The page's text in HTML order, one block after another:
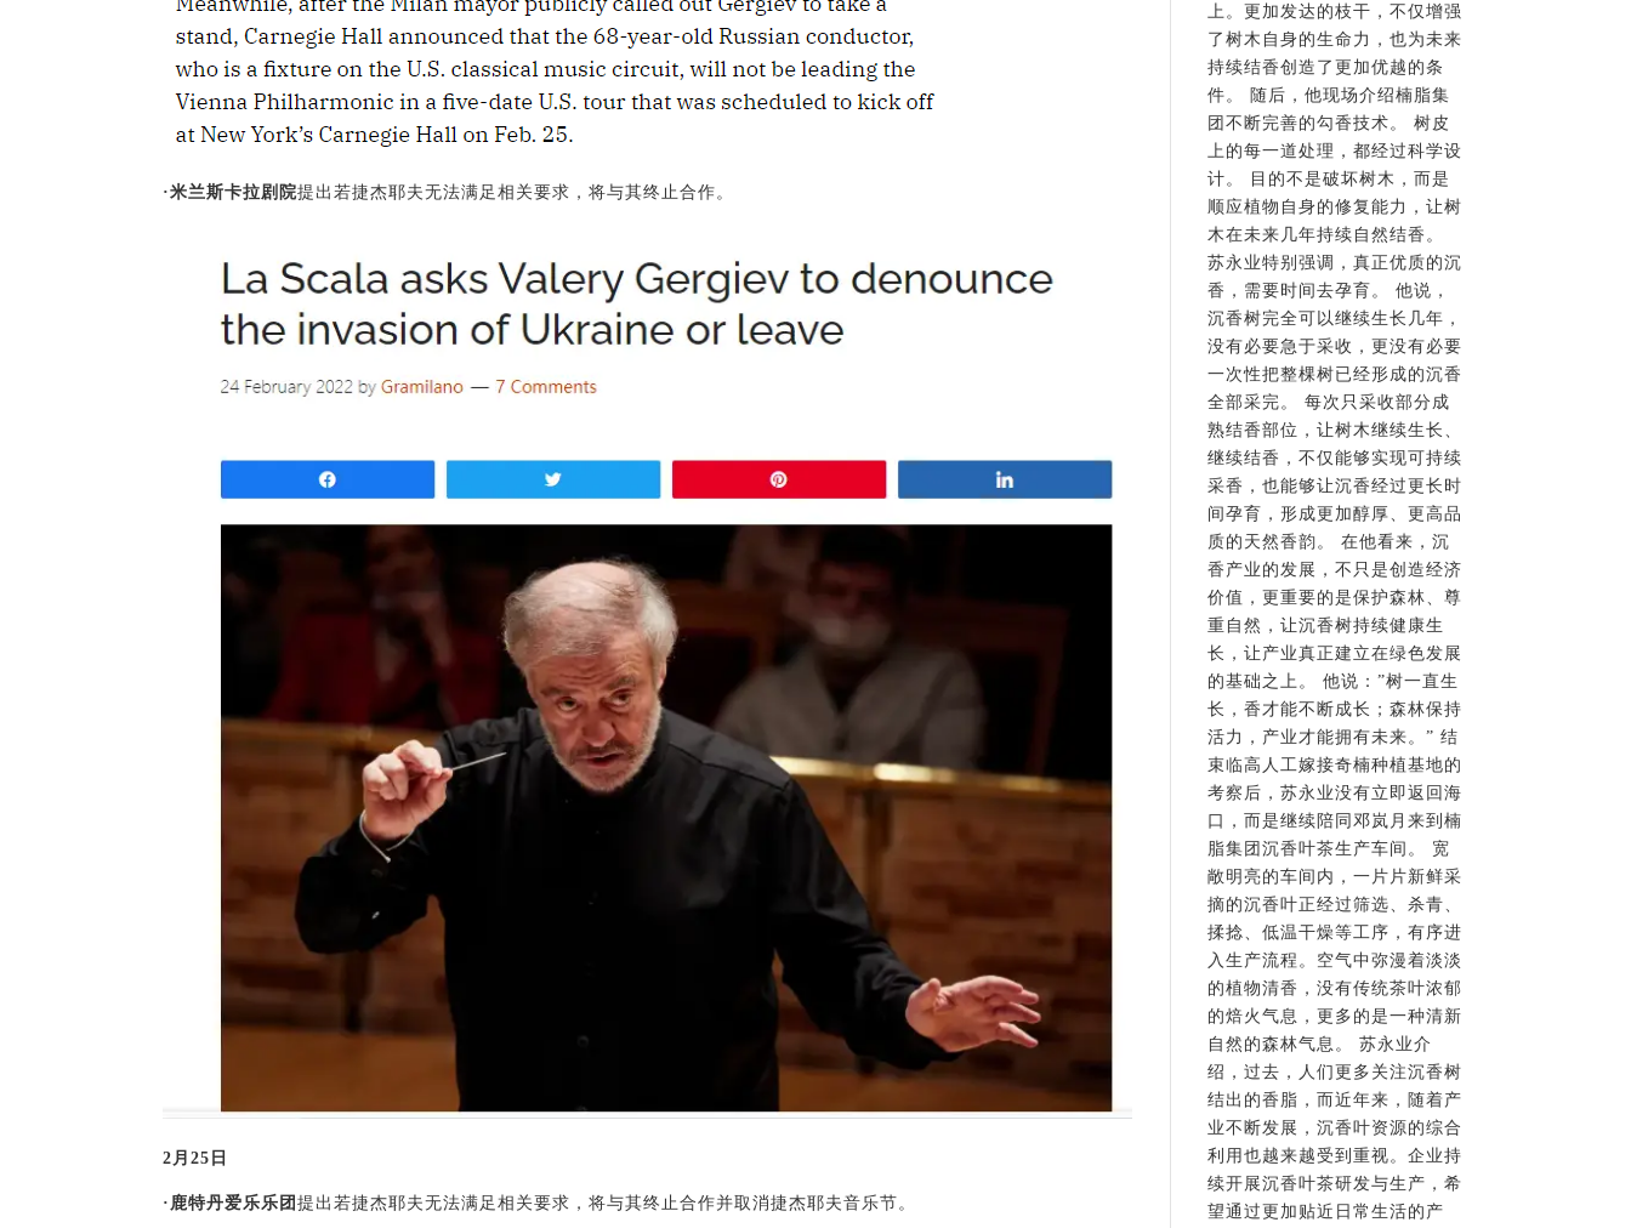
·米兰斯卡拉剧院提出若捷杰耶夫无法满足相关要求，将与其终止合作。
2月25日
·鹿特丹爱乐乐团提出若捷杰耶夫无法满足相关要求，将与其终止合作并取消捷杰耶夫音乐节。
上。更加发达的枝干，不仅增强
了树木自身的生命力，也为未来
持续结香创造了更加优越的条
件。 随后，他现场介绍楠脂集
团不断完善的勾香技术。 树皮
上的每一道处理，都经过科学设
计。 目的不是破坏树木，而是
顺应植物自身的修复能力，让树
木在未来几年持续自然结香。
苏永业特别强调，真正优质的沉
香，需要时间去孕育。 他说，
沉香树完全可以继续生长几年，
没有必要急于采收，更没有必要
一次性把整棵树已经形成的沉香
全部采完。 每次只采收部分成
熟结香部位，让树木继续生长、
继续结香，不仅能够实现可持续
采香，也能够让沉香经过更长时
间孕育，形成更加醇厚、更高品
质的天然香韵。 在他看来，沉
香产业的发展，不只是创造经济
价值，更重要的是保护森林、尊
重自然，让沉香树持续健康生
长，让产业真正建立在绿色发展
的基础之上。 他说：”树一直生
长，香才能不断成长；森林保持
活力，产业才能拥有未来。” 结
束临高人工嫁接奇楠种植基地的
考察后，苏永业没有立即返回海
口，而是继续陪同邓岚月来到楠
脂集团沉香叶茶生产车间。 宽
敞明亮的车间内，一片片新鲜采
摘的沉香叶正经过筛选、杀青、
揉捻、低温干燥等工序，有序进
入生产流程。空气中弥漫着淡淡
的植物清香，没有传统茶叶浓郁
的焙火气息，更多的是一种清新
自然的森林气息。 苏永业介
绍，过去，人们更多关注沉香树
结出的香脂，而近年来，随着产
业不断发展，沉香叶资源的综合
利用也越来越受到重视。企业持
续开展沉香叶茶研发与生产，希
望通过更加贴近日常生活的产